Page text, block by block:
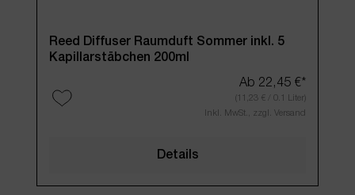
Reed Diffuser Raumduft Sommer inkl. 5
Kapillarstäbchen 200ml
Ab 22,45 €*
(11,23 € / 0.1 Liter)
Inkl. MwSt., zzgl. Versand
Details